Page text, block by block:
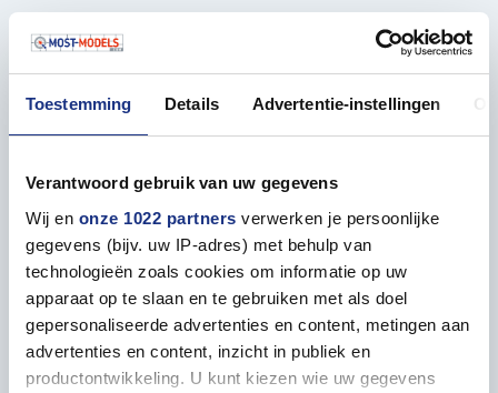
Toestemming Details Advertentie-instellingen
Verantwoord gebruik van uw gegevens
Wij en onze 1022 partners verwerken je persoonlijke
gegevens (bijv. uw IP-adres) met behulp van
technologieën zoals cookies om informatie op uw
apparaat op te slaan en te gebruiken met als doel
gepersonaliseerde advertenties en content, metingen aan
advertenties en content, inzicht in publiek en
productontwikkeling. U kunt kiezen wie uw gegevens
Description
6 x 140mm rasp file profiles used for rapid material
wax.
Properties
GENERAL